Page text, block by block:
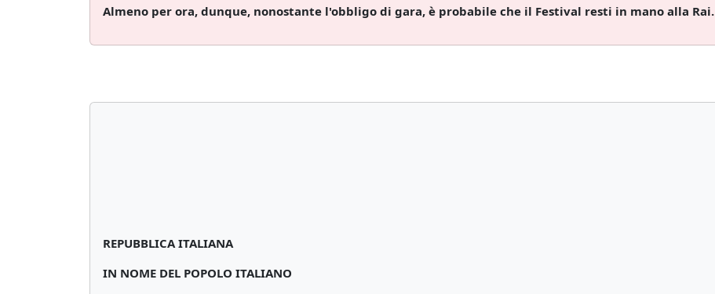
Almeno per ora, dunque, nonostante l'obbligo di gara, è probabile che il Festival resti in mano alla Rai.
REPUBBLICA ITALIANA
IN NOME DEL POPOLO ITALIANO